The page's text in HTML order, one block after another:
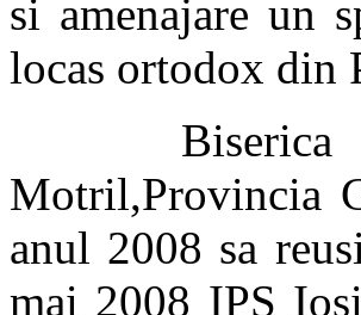
si amenajare un
locas ortodox din
Biserica
Motril,Provincia
anul 2008 sa
mai 2008 IPS